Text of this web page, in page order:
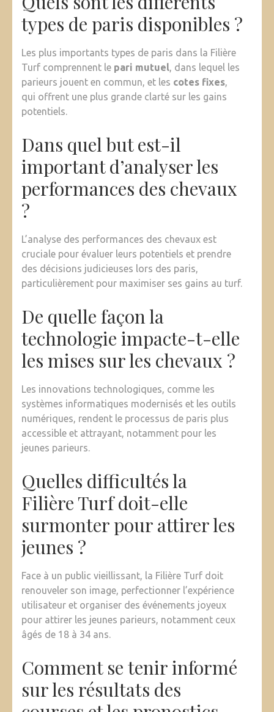
types de paris disponibles ?
Les plus importants types de paris dans la Filière
Turf comprennent le pari mutuel, dans lequel les
parieurs jouent en commun, et les cotes fixes,
qui offrent une plus grande clarté sur les gains
potentiels.
Dans quel but est-il
important d’analyser les
performances des chevaux
?
L’analyse des performances des chevaux est
cruciale pour évaluer leurs potentiels et prendre
des décisions judicieuses lors des paris,
particulièrement pour maximiser ses gains au turf.
De quelle façon la
technologie impacte-t-elle
les mises sur les chevaux ?
Les innovations technologiques, comme les
systèmes informatiques modernisés et les outils
numériques, rendent le processus de paris plus
accessible et attrayant, notamment pour les
jeunes parieurs.
Quelles difficultés la
Filière Turf doit-elle
surmonter pour attirer les
jeunes ?
Face à un public vieillissant, la Filière Turf doit
renouveler son image, perfectionner l’expérience
utilisateur et organiser des événements joyeux
pour attirer les jeunes parieurs, notamment ceux
âgés de 18 à 34 ans.
Comment se tenir informé
sur les résultats des